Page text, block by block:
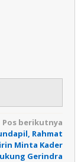
Pos berikutnya
Rahmat
Minta Kader
Gerindra